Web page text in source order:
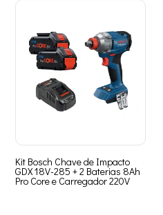
Kit Bosch Chave de Impacto
GDX 18V-285 + 2 Baterias 8Ah
Pro Core e Carregador 220V